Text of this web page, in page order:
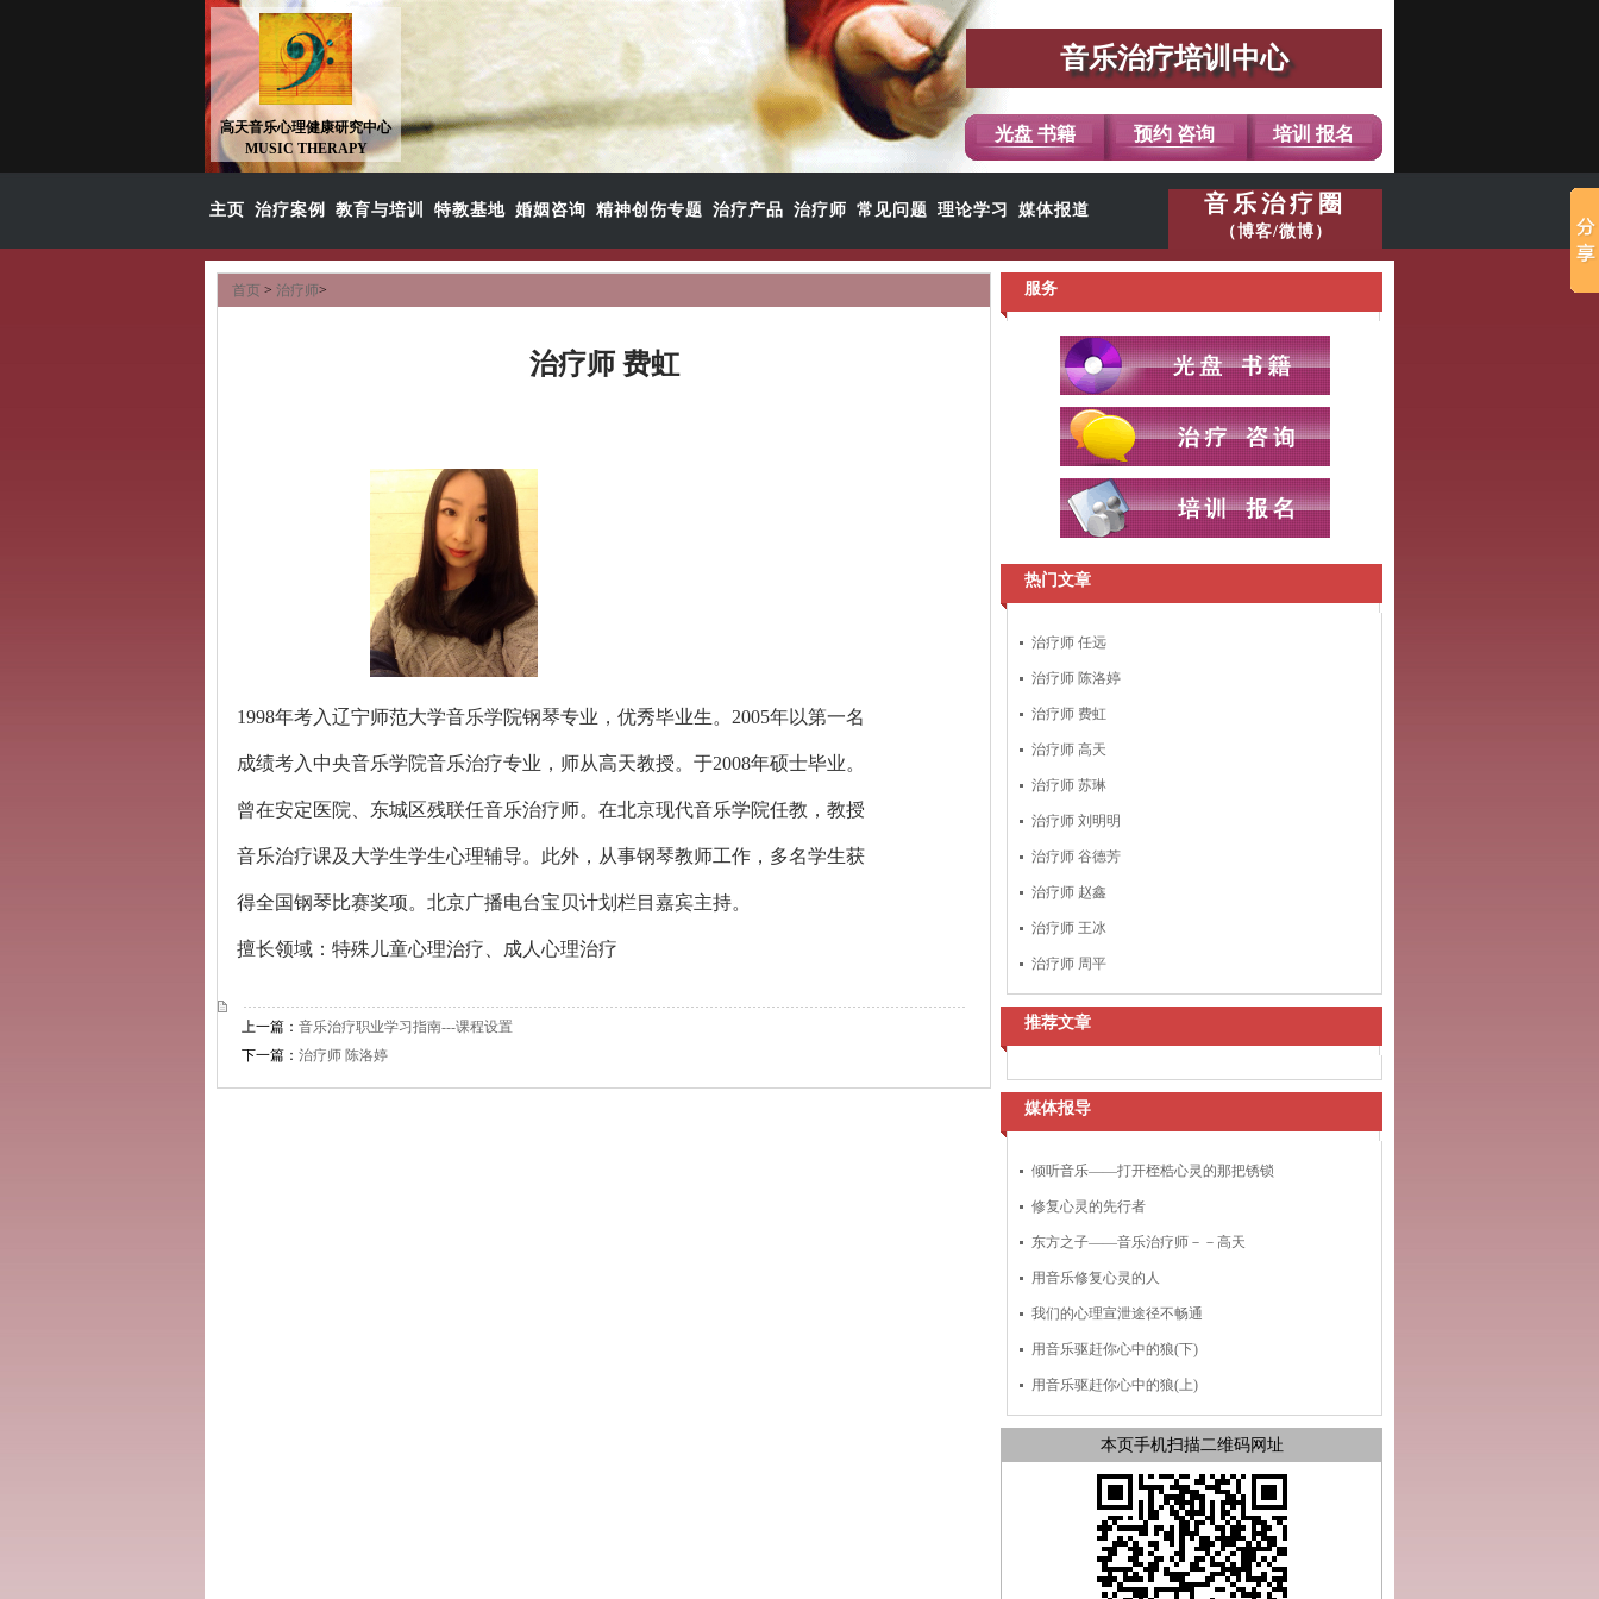
高天音乐心理健康研究中心
MUSIC THERAPY
音乐治疗培训中心
光盘 书籍 预约 咨询 培训 报名
主页 治疗案例 教育与培训 特教基地 婚姻咨询 精神创伤专题 治疗产品 治疗师 常见问题 理论学习 媒体报道 音乐治疗圈
（博客/微博）
首页 > 治疗师>
治疗师 费虹
1998年考入辽宁师范大学音乐学院钢琴专业，优秀毕业生。 2005年以第一名
成绩考入中央音乐学院音乐治疗专业，师从高天教授。于2008年硕士毕业。
曾在安定医院、东城区残联任音乐治疗师。在北京现代音乐学院任教，教授
音乐治疗课及大学生学生心理辅导。此外，从事钢琴教师工作，多名学生获
得全国钢琴比赛奖项。北京广播电台宝贝计划栏目嘉宾主持。
擅长领域：特殊儿童心理治疗、成人心理治疗
上一篇： 音乐治疗职业学习指南---课程设置
下一篇： 治疗师 陈洛婷
服务
热门文章
治疗师 任远
治疗师 陈洛婷
治疗师 费虹
治疗师 高天
治疗师 苏琳
治疗师 刘明明
治疗师 谷德芳
治疗师 赵鑫
治疗师 王冰
治疗师 周平
推荐文章
媒体报导
倾听音乐——打开桎梏心灵的那把锈锁
修复心灵的先行者
东方之子——音乐治疗师－－高天
用音乐修复心灵的人
我们的心理宣泄途径不畅通
用音乐驱赶你心中的狼(下)
用音乐驱赶你心中的狼(上)
本页手机扫描二维码网址